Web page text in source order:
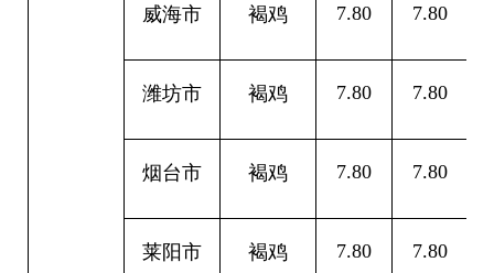
威海市 褐鸡 7.80 7.80
潍坊市 褐鸡 7.80 7.80
烟台市 褐鸡 7.80 7.80
莱阳市 褐鸡 7.80 7.80